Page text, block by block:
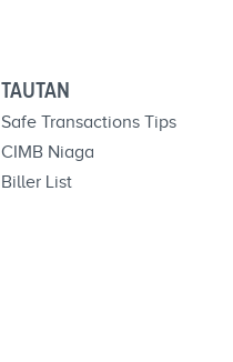
TAUTAN
Safe Transactions Tips
CIMB Niaga
Biller List